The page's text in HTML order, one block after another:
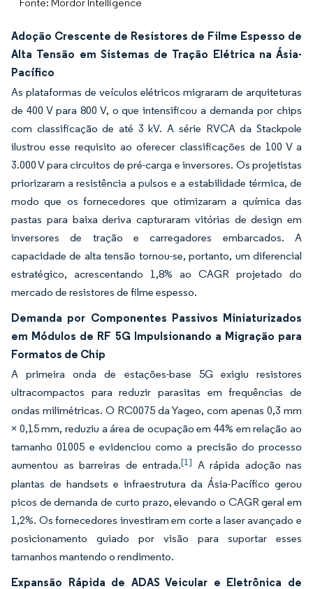
Adoção Crescente de Resistores de Filme Espesso de
Alta Tensão em Sistemas de Tração Elétrica na Ásia-
Pacífico
As plataformas de veículos elétricos migraram de arquiteturas
de 400 V para 800 V, o que intensificou a demanda por chips
com classificação de até 3 kV. A série RVCA da Stackpole
ilustrou esse requisito ao oferecer classificações de 100 V a
3.000 V para circuitos de pré-carga e inversores. Os projetistas
priorizaram a resistência a pulsos e a estabilidade térmica, de
modo que os fornecedores que otimizaram a química das
pastas para baixa deriva capturaram vitórias de design em
inversores de tração e carregadores embarcados. A
capacidade de alta tensão tornou-se, portanto, um diferencial
estratégico, acrescentando 1,8% ao CAGR projetado do
mercado de resistores de filme espesso.
Demanda por Componentes Passivos Miniaturizados
em Módulos de RF 5G Impulsionando a Migração para
Formatos de Chip
A primeira onda de estações-base 5G exigiu resistores
ultracompactos para reduzir parasitas em frequências de
ondas milimétricas. O RC0075 da Yageo, com apenas 0,3 mm
× 0,15 mm, reduziu a área de ocupação em 44% em relação ao
tamanho 01005 e evidenciou como a precisão do processo
aumentou as barreiras de entrada.[1] A rápida adoção nas
plantas de handsets e infraestrutura da Ásia-Pacífico gerou
picos de demanda de curto prazo, elevando o CAGR geral em
1,2%. Os fornecedores investiram em corte a laser avançado e
posicionamento guiado por visão para suportar esses
tamanhos mantendo o rendimento.
Expansão Rápida de ADAS Veicular e Eletrônica de